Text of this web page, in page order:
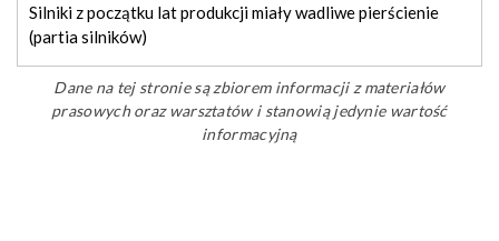
Silniki z początku lat produkcji miały wadliwe pierścienie
(partia silników)
Dane na tej stronie są zbiorem informacji z materiałów
prasowych oraz warsztatów i stanowią jedynie wartość
informacyjną